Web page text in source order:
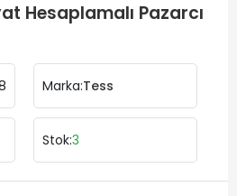
Hesaplamalı Pazarcı
Marka:Tess
Stok:3